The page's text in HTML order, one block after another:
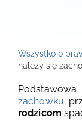
Wszystko o
należy się
zachowku
rodzicom